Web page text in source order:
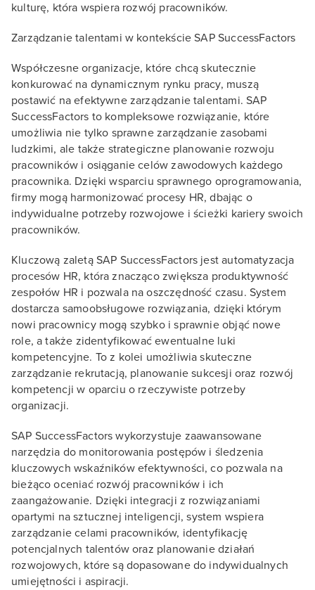
kulturę, która wspiera rozwój pracowników.
Zarządzanie talentami w kontekście SAP SuccessFactors
Współczesne organizacje, które chcą skutecznie
konkurować na dynamicznym rynku pracy, muszą
postawić na efektywne zarządzanie talentami. SAP
SuccessFactors to kompleksowe rozwiązanie, które
umożliwia nie tylko sprawne zarządzanie zasobami
ludzkimi, ale także strategiczne planowanie rozwoju
pracowników i osiąganie celów zawodowych każdego
pracownika. Dzięki wsparciu sprawnego oprogramowania,
firmy mogą harmonizować procesy HR, dbając o
indywidualne potrzeby rozwojowe i ścieżki kariery swoich
pracowników.
Kluczową zaletą SAP SuccessFactors jest automatyzacja
procesów HR, która znacząco zwiększa produktywność
zespołów HR i pozwala na oszczędność czasu. System
dostarcza samoobsługowe rozwiązania, dzięki którym
nowi pracownicy mogą szybko i sprawnie objąć nowe
role, a także zidentyfikować ewentualne luki
kompetencyjne. To z kolei umożliwia skuteczne
zarządzanie rekrutacją, planowanie sukcesji oraz rozwój
kompetencji w oparciu o rzeczywiste potrzeby
organizacji.
SAP SuccessFactors wykorzystuje zaawansowane
narzędzia do monitorowania postępów i śledzenia
kluczowych wskaźników efektywności, co pozwala na
bieżąco oceniać rozwój pracowników i ich
zaangażowanie. Dzięki integracji z rozwiązaniami
opartymi na sztucznej inteligencji, system wspiera
zarządzanie celami pracowników, identyfikację
potencjalnych talentów oraz planowanie działań
rozwojowych, które są dopasowane do indywidualnych
umiejętności i aspiracji.